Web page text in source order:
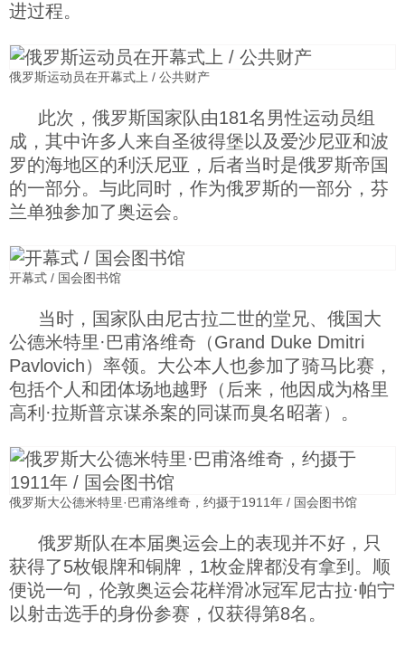
进过程。
俄罗斯运动员在开幕式上 / 公共财产
此次，俄罗斯国家队由181名男性运动员组
成，其中许多人来自圣彼得堡以及爱沙尼亚和波
罗的海地区的利沃尼亚，后者当时是俄罗斯帝国
的一部分。与此同时，作为俄罗斯的一部分，芬
兰单独参加了奥运会。
开幕式 / 国会图书馆
当时，国家队由尼古拉二世的堂兄、俄国大
公德米特里·巴甫洛维奇（Grand Duke Dmitri
Pavlovich）率领。大公本人也参加了骑马比赛，
包括个人和团体场地越野（后来，他因成为格里
高利·拉斯普京谋杀案的同谋而臭名昭著）。
俄罗斯大公德米特里·巴甫洛维奇，约摄于1911年 / 国会图书馆
俄罗斯队在本届奥运会上的表现并不好，只
获得了5枚银牌和铜牌，1枚金牌都没有拿到。顺
便说一句，伦敦奥运会花样滑冰冠军尼古拉·帕宁
以射击选手的身份参赛，仅获得第8名。